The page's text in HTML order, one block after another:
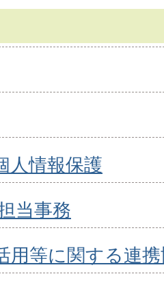
人情報保護
当事務
用等に関する連